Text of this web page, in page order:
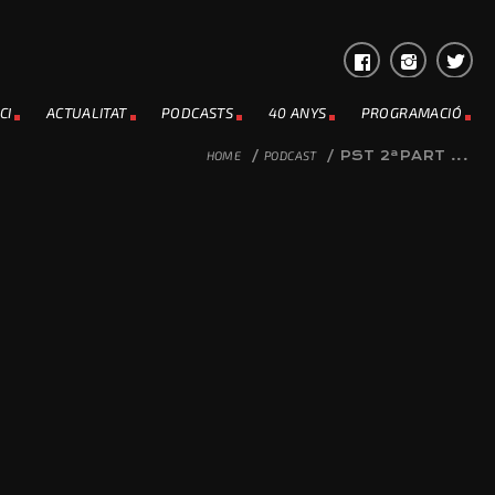
ACTUALITAT PODCASTS 40 ANYS PROGRAMACIÓ
HOME / PODCAST / PST 2ªPART ...